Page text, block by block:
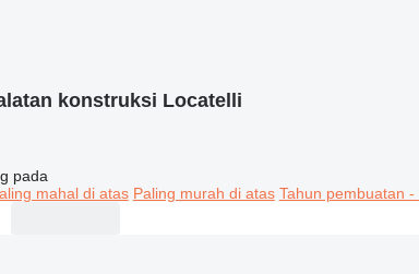
konstruksi Locatelli
pada
mahal di atas Paling murah di atas Tahun pembuatan